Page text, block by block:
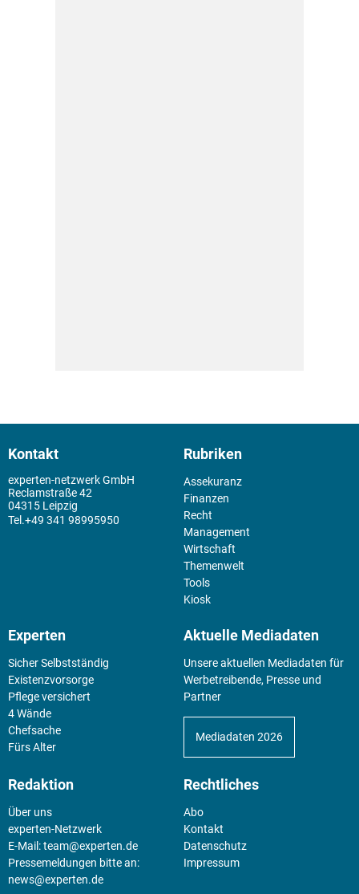
Kontakt
experten-netzwerk GmbH
Reclamstraße 42
04315 Leipzig
+49 341 98995950
Rubriken
Assekuranz
Finanzen
Recht
Management
Wirtschaft
Themenwelt
Tools
Kiosk
Experten
Sicher Selbstständig
Existenz­vorsorge
Pflege versichert
4 Wände
Chefsache
Fürs Alter
Aktuelle Mediadaten
Unsere aktuellen Mediadaten für
Werbetreibende, Presse und
Partner
Mediadaten 2026
Redaktion
Über uns
experten-Netzwerk
E-Mail:team@experten.de
Pressemeldungen bitte an:
news@experten.de
Rechtliches
Abo
Kontakt
Datenschutz
Impressum